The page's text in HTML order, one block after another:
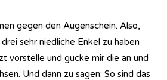
gegen den Augenschein. Also,
sehr niedliche Enkel zu haben
vorstelle und gucke mir die an und
Und dann zu sagen: So sind das